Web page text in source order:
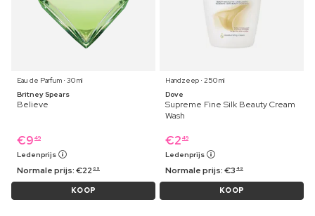
Eau de Parfum ⋅ 30 ml
Britney Spears
Believe
€9 49
Ledenprijs
Normale prijs:€22 69
KOOP
Handzeep ⋅ 250 ml
Dove
Supreme Fine Silk Beauty Cream
Wash
€2 49
Ledenprijs
Normale prijs:€3 49
KOOP